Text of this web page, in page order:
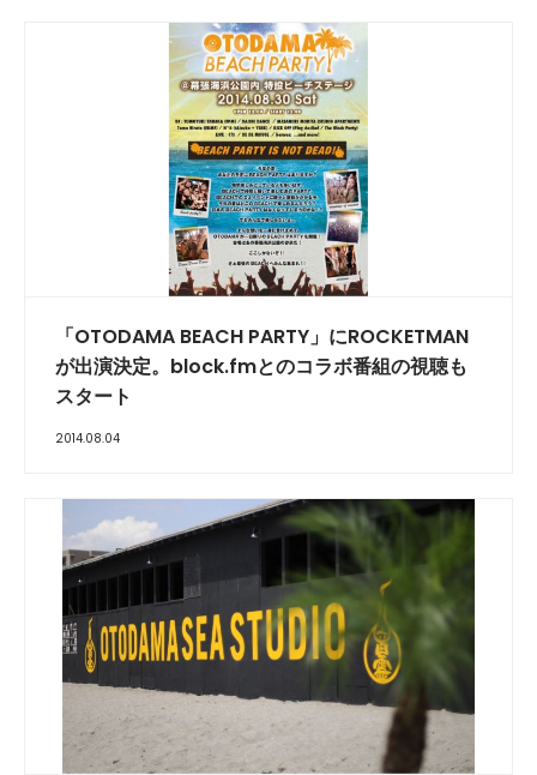
「OTODAMA BEACH PARTY」にROCKETMAN
が出演決定。block.fmとのコラボ番組の視聴も
スタート
2014.08.04